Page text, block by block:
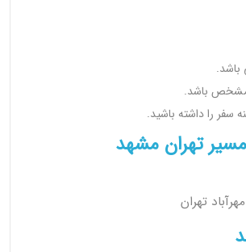
باشد.
مشخص باشد.
را داشته باشید.
تهران مشهد
تهران